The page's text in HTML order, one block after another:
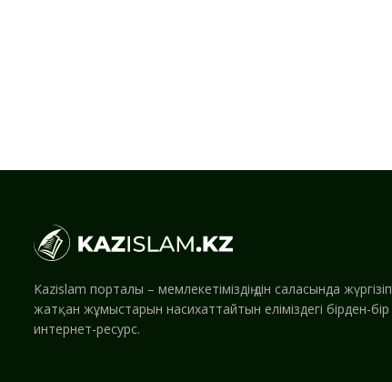
Kazislam порталы – мемлекетіміздің дін саласында жүргізіп
жатқан жұмыстарын насихаттайтын еліміздегі бірден-бір
интернет-ресурс.